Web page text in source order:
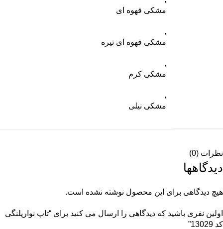
مشکی قهوه ای
,
مشکی قهوه ای تیره
,
مشکی کرم
,
مشکی نیلی
نظرات (0)
دیدگاهها
هیچ دیدگاهی برای این محصول نوشته نشده است.
اولین نفری باشید که دیدگاهی را ارسال می کنید برای “تاپ نوارپلنگی
کد 13029”